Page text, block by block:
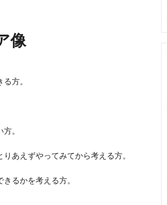
像
方。
。
あえずやってみてから考える方。
るかを考える方。